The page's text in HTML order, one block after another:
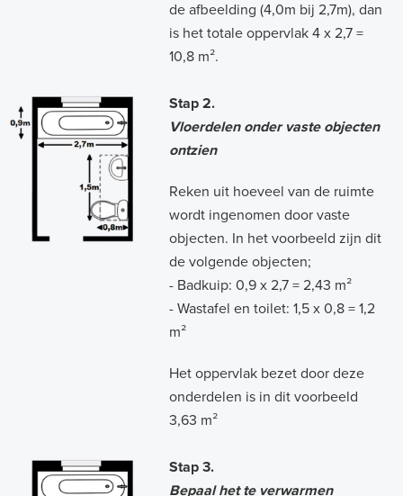
de afbeelding (4,0m bij 2,7m), dan
is het totale oppervlak 4 x 2,7 =
10,8 m².
Stap 2.
Vloerdelen onder vaste objecten
ontzien
Reken uit hoeveel van de ruimte
wordt ingenomen door vaste
objecten. In het voorbeeld zijn dit
de volgende objecten;
- Badkuip: 0,9 x 2,7 = 2,43 m²
- Wastafel en toilet: 1,5 x 0,8 = 1,2
m²
Het oppervlak bezet door deze
onderdelen is in dit voorbeeld
3,63 m²
Stap 3.
Bepaal het te verwarmen